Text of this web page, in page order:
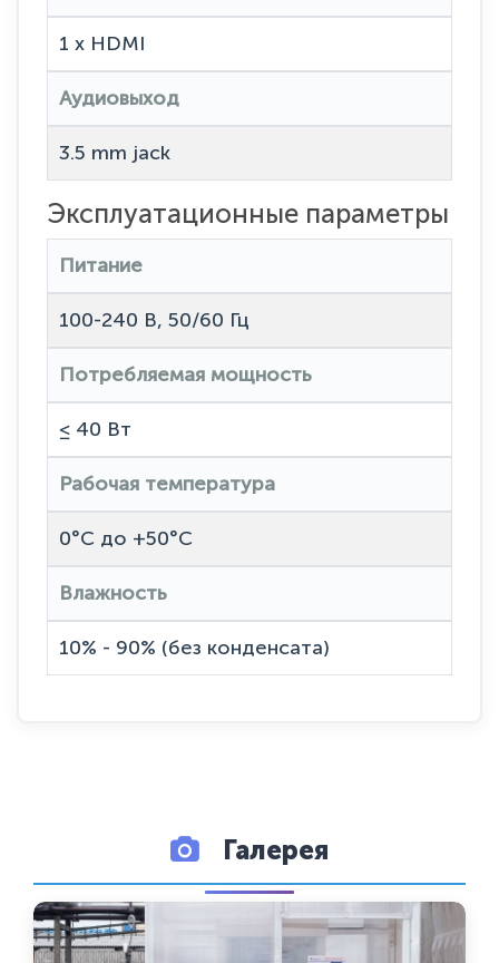
1 x HDMI
Аудиовыход
3.5 mm jack
Эксплуатационные параметры
Питание
100-240 В, 50/60 Гц
Потребляемая мощность
≤ 40 Вт
Рабочая температура
0°C до +50°C
Влажность
10% - 90% (без конденсата)
Галерея